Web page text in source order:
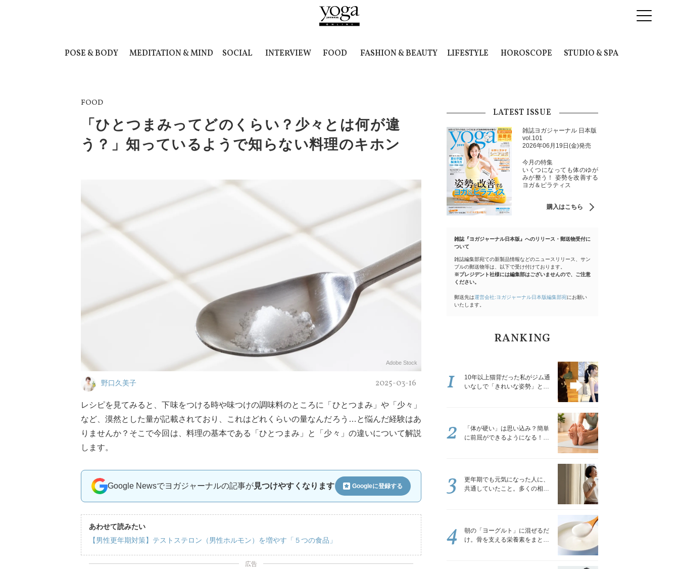
POSE & BODY MEDITATION & MIND SOCIAL INTERVIEW FOOD FASHION & BEAUTY LIFESTYLE HOROSCOPE STUDIO & SPA
FOOD
「ひとつまみってどのくらい？少々とは何が違
う？」知っているようで知らない料理のキホン
Adobe Stock
野口久美子 2025-03-16
レシピを見てみると、下味をつける時や味つけの調味料のところに「ひとつまみ」や「少々」
など、漠然とした量が記載されており、これはどれくらいの量なんだろう…と悩んだ経験はあ
りませんか？そこで今回は、料理の基本である「ひとつまみ」と「少々」の違いについて解説
します。
Google Newsでヨガジャーナルの記事が見つけやすくなります Googleに登録する
あわせて読みたい
【男性更年期対策】テストステロン（男性ホルモン）を増やす「５つの食品」
広告
LATEST ISSUE
雑誌ヨガジャーナル 日本版
vol.101
2026年06月19日(金)発売
今月の特集
いくつになっても体のゆが
みが整う！ 姿勢を改善する
ヨガ＆ピラティス
購入はこちら
雑誌『ヨガジャーナル日本版』へのリリース・郵送物受付に
ついて
雑誌編集部宛ての新製品情報などのニュースリリース、サン
プルの郵送物等は、以下で受け付けております。
※プレジデント社様には編集部はございませんので、ご注意
ください。
郵送先は運営会社:ヨガジャーナル日本版編集部宛にお願い
いたします。
RANKING
10年以上猫背だった私がジム通
いなしで「きれいな姿勢」と褒
1
「体が硬い」は思い込み？簡単
に前屈ができるようになる！腿
2
更年期でも元気になった人に、
共通していたこと。多くの相談
3
朝の「ヨーグルト」に混ぜるだ
け。骨を支える栄養素をまとめ
4